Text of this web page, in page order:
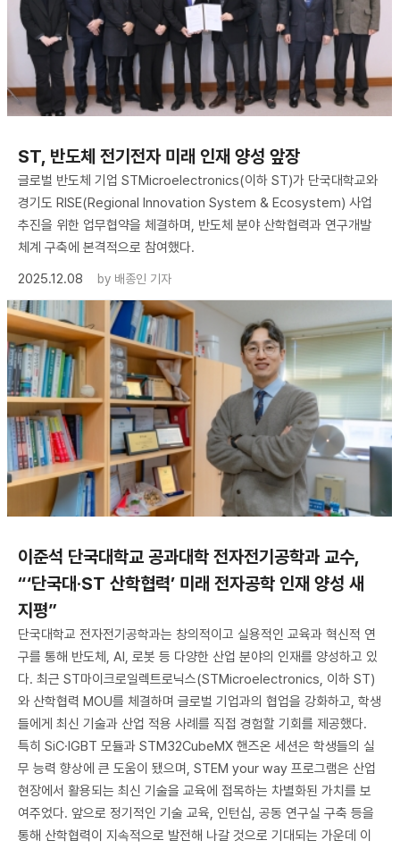
ST, 반도체 전기전자 미래 인재 양성 앞장
글로벌 반도체 기업 STMicroelectronics(이하 ST)가 단국대학교와
경기도 RISE(Regional Innovation System & Ecosystem) 사업
추진을 위한 업무협약을 체결하며, 반도체 분야 산학협력과 연구개발
체계 구축에 본격적으로 참여했다.
2025.12.08
by 배종인 기자
이준석 단국대학교 공과대학 전자전기공학과 교수,
“‘단국대·ST 산학협력’ 미래 전자공학 인재 양성 새
지평”
단국대학교 전자전기공학과는 창의적이고 실용적인 교육과 혁신적 연
구를 통해 반도체, AI, 로봇 등 다양한 산업 분야의 인재를 양성하고 있
다. 최근 ST마이크로일렉트로닉스(STMicroelectronics, 이하 ST)
와 산학협력 MOU를 체결하며 글로벌 기업과의 협업을 강화하고, 학생
들에게 최신 기술과 산업 적용 사례를 직접 경험할 기회를 제공했다.
특히 SiC·IGBT 모듈과 STM32CubeMX 핸즈온 세션은 학생들의 실
무 능력 향상에 큰 도움이 됐으며, STEM your way 프로그램은 산업
현장에서 활용되는 최신 기술을 교육에 접목하는 차별화된 가치를 보
여주었다. 앞으로 정기적인 기술 교육, 인턴십, 공동 연구실 구축 등을
통해 산학협력이 지속적으로 발전해 나갈 것으로 기대되는 가운데 이